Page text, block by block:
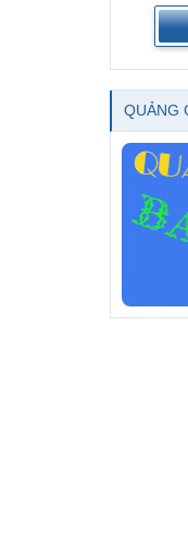
QUẢNG